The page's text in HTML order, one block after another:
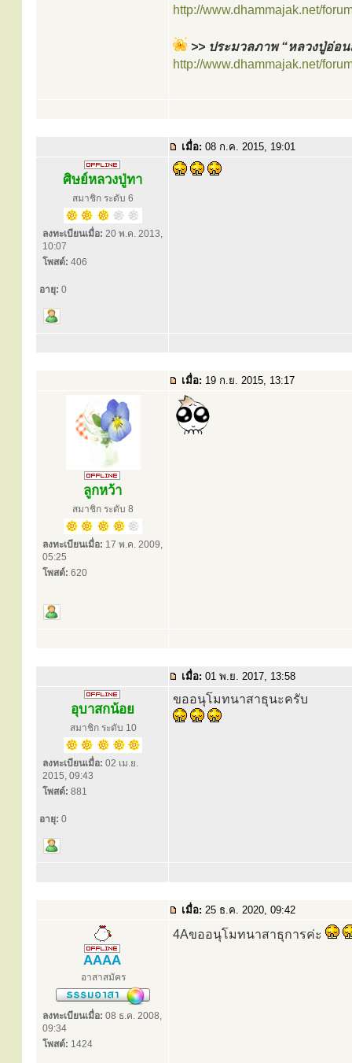
http://www.dhammajak.net/
>> ประมวลภาพ “หลวงปู่อ่อ
http://www.dhammajak.net/
เมื่อ: 08 ก.ค. 2015, 19:01
ศิษย์หลวงปู่ทา
สมาชิก ระดับ 6
ลงทะเบียนเมื่อ: 20 พ.ค. 2013,
10:07
โพสต์: 406
อายุ: 0
เมื่อ: 19 ก.ย. 2015, 13:17
ลูกหว้า
สมาชิก ระดับ 8
ลงทะเบียนเมื่อ: 17 พ.ค. 2009,
05:25
โพสต์: 620
เมื่อ: 01 พ.ย. 2017, 13:58
อุบาสกน้อย
สมาชิก ระดับ 10
ลงทะเบียนเมื่อ: 02 เม.ย.
2015, 09:43
โพสต์: 881
อายุ: 0
ขออนุโมทนาสาธุนะครับ
เมื่อ: 25 ธ.ค. 2020, 09:42
AAAA
อาสาสมัคร
ลงทะเบียนเมื่อ: 08 ธ.ค. 2008,
09:34
โพสต์: 1424
4Aขออนุโมทนาสาธุการค่ะ